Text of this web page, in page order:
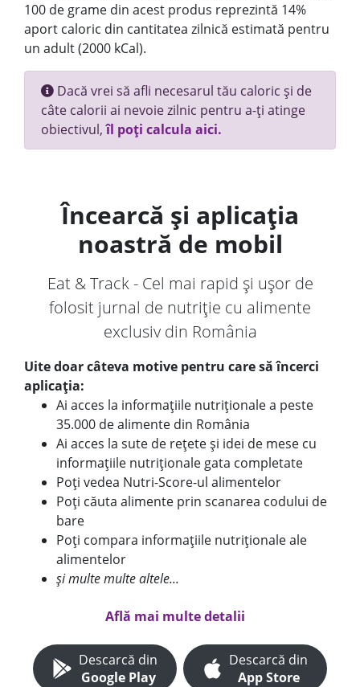
100 de grame din acest produs reprezintă 14%
aport caloric din cantitatea zilnică estimată pentru
un adult (2000 kCal).
Dacă vrei să afli necesarul tău caloric și de
câte calorii ai nevoie zilnic pentru a-ți atinge
obiectivul,îl poți calcula aici.
Încearcă și aplicația
noastră de mobil
Eat & Track - Cel mai rapid și ușor de
folosit jurnal de nutriție cu alimente
exclusiv din România
Uite doar câteva motive pentru care să încerci
aplicația:
Ai acces la informațiile nutriționale a peste
35.000 de alimente din România
Ai acces la sute de rețete și idei de mese cu
informațiile nutriționale gata completate
Poți vedea Nutri-Score-ul alimentelor
Poți căuta alimente prin scanarea codului de
bare
Poți compara informațiile nutriționale ale
alimentelor
și multe multe altele...
Află mai multe detalii
Descarcă din
Google Play
Descarcă din
App Store